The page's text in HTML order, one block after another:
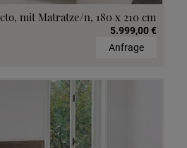
mit Matratze/n, 180 x 210 cm
5.999,00 €
Anfrage